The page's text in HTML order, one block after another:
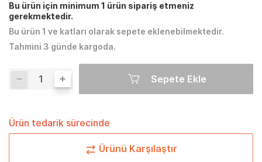
Bu ürün için minimum 1 ürün sipariş etmeniz
gerekmektedir.
Bu ürün 1 ve katları olarak sepete eklenebilmektedir.
Tahmini 3 günde kargoda.
Sepete Ekle
Ürün tedarik sürecinde
Ürünü Karşılaştır